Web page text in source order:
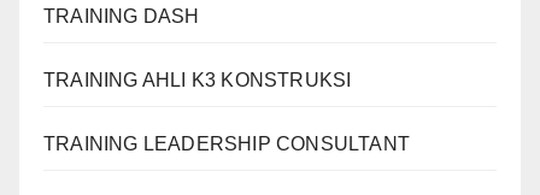
TRAINING DASH
TRAINING AHLI K3 KONSTRUKSI
TRAINING LEADERSHIP CONSULTANT